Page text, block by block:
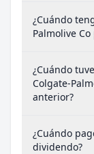
¿Cuándo
Palmolive
¿Cuándo
Colgate-
anterior?
¿Cuándo
dividendo?